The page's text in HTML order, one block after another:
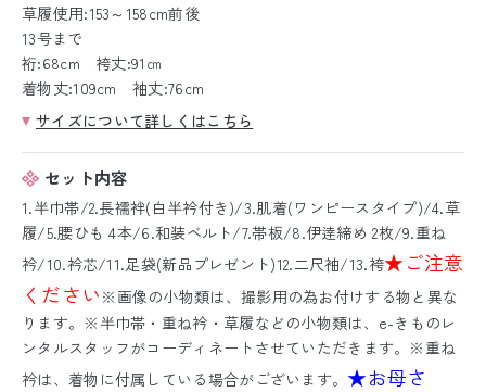
草履使用:153～158cm前後
13号まで
裄:68cm 袴丈:91㎝
着物丈:109cm 袖丈:76cm
サイズについて詳しくはこちら
セット内容
1.半巾帯/2.長襦袢(白半衿付き)/3.肌着(ワンピースタイプ)/4.草
履/5.腰ひも 4本/6.和装ベルト/7.帯板/8.伊逹締め 2枚/9.重ね
衿/10.衿芯/11.足袋(新品プレゼント)12.二尺袖/13.袴★ご注意
ください ※画像の小物類は、撮影用の為お付けする物と異な
ります。※半巾帯・重ね衿・草履などの小物類は、e-きものレ
ンタルスタッフがコーディネートさせていただきます。※重ね
衿は、着物に付属している場合がございます。★お母さ